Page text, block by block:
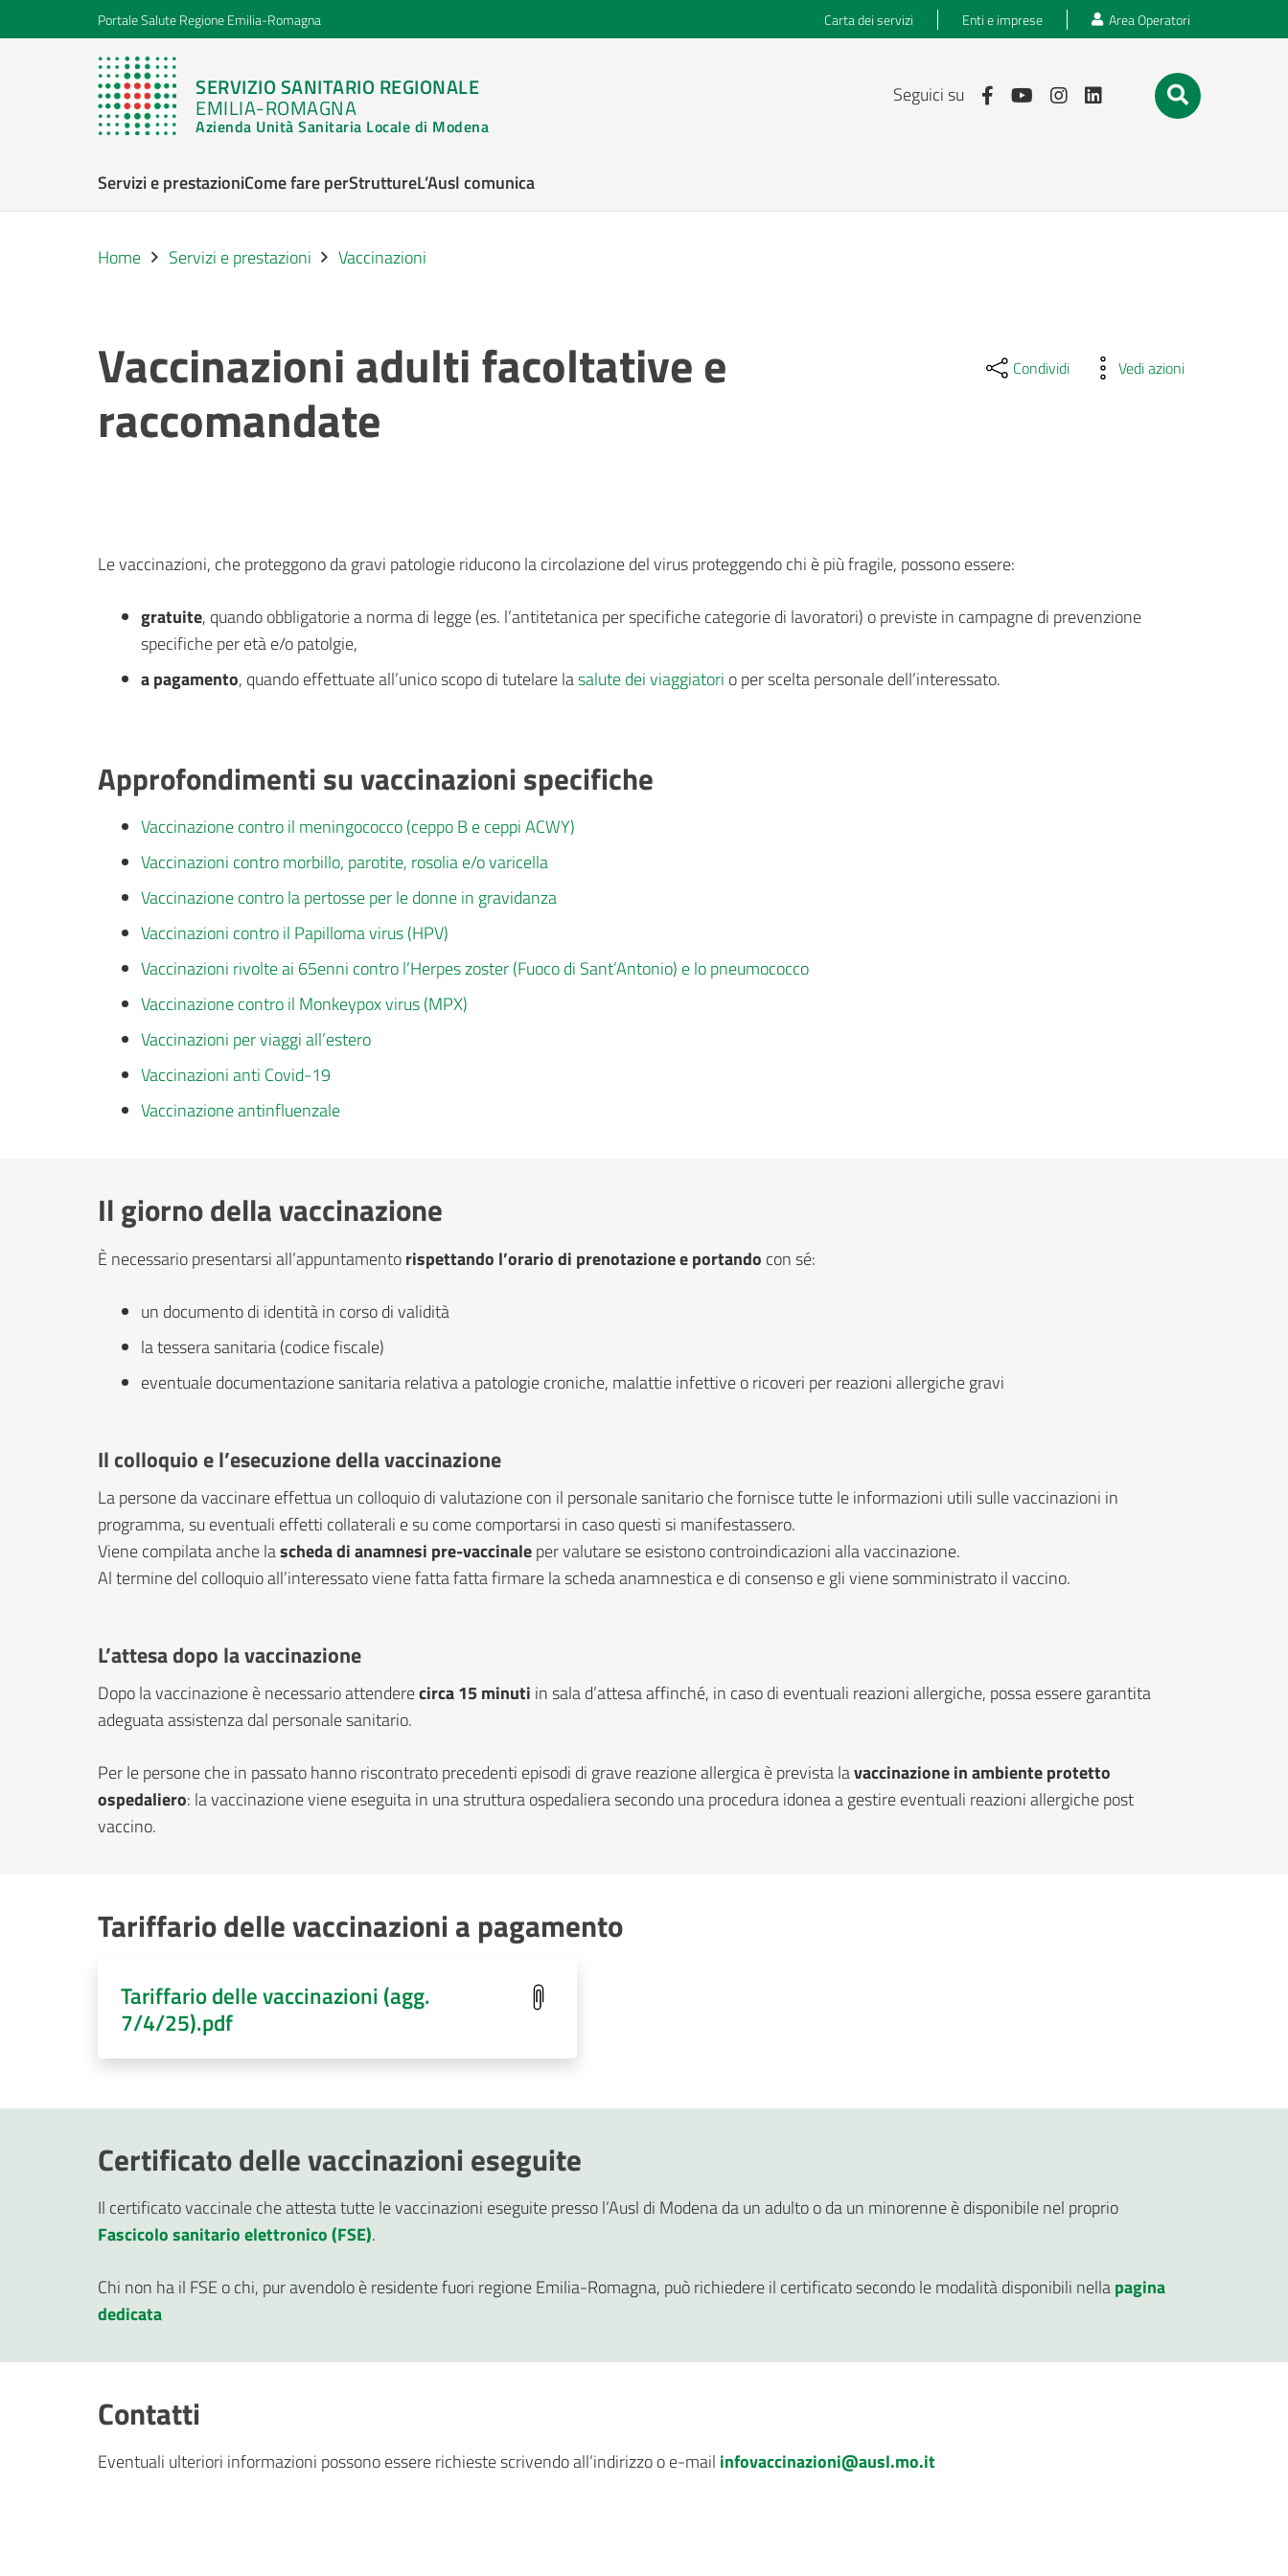
Portale Salute Regione Emilia-Romagna Carta dei servizi Enti e imprese Area Operatori
SERVIZIO SANITARIO REGIONALE
EMILIA-ROMAGNA
Azienda Unità Sanitaria Locale di Modena
Seguici su
Servizi e prestazioniCome fare perStruttureL’Ausl comunica
Home Servizi e prestazioni Vaccinazioni
Vaccinazioni adulti facoltative e
raccomandate
Condividi Vedi azioni
Le vaccinazioni, che proteggono da gravi patologie riducono la circolazione del virus proteggendo chi è più fragile, possono essere:
gratuite, quando obbligatorie a norma di legge (es. l’antitetanica per specifiche categorie di lavoratori) o previste in campagne di prevenzione
specifiche per età e/o patolgie,
a pagamento, quando effettuate all’unico scopo di tutelare lasalute dei viaggiatori o per scelta personale dell’interessato.
Approfondimenti su vaccinazioni specifiche
Vaccinazione contro il meningococco (ceppo B e ceppi ACWY)
Vaccinazioni contro morbillo, parotite, rosolia e/o varicella
Vaccinazione contro la pertosse per le donne in gravidanza
Vaccinazioni contro il Papilloma virus (HPV)
Vaccinazioni rivolte ai 65enni contro l’Herpes zoster (Fuoco di Sant’Antonio) e lo pneumococco
Vaccinazione contro il Monkeypox virus (MPX)
Vaccinazioni per viaggi all’estero
Vaccinazioni anti Covid-19
Vaccinazione antinfluenzale
Il giorno della vaccinazione
È necessario presentarsi all’appuntamentorispettando l’orario di prenotazione e portando con sé:
un documento di identità in corso di validità
la tessera sanitaria (codice fiscale)
eventuale documentazione sanitaria relativa a patologie croniche, malattie infettive o ricoveri per reazioni allergiche gravi
Il colloquio e l’esecuzione della vaccinazione
La persone da vaccinare effettua un colloquio di valutazione con il personale sanitario che fornisce tutte le informazioni utili sulle vaccinazioni in
programma, su eventuali effetti collaterali e su come comportarsi in caso questi si manifestassero.
Viene compilata anche lascheda di anamnesi pre-vaccinaleper valutare se esistono controindicazioni alla vaccinazione.
Al termine del colloquio all’interessato viene fatta fatta firmare la scheda anamnestica e di consenso e gli viene somministrato il vaccino.
L’attesa dopo la vaccinazione
Dopo la vaccinazione è necessario attenderecirca 15 minuti in sala d’attesa affinché, in caso di eventuali reazioni allergiche, possa essere garantita
adeguata assistenza dal personale sanitario.
Per le persone che in passato hanno riscontrato precedenti episodi di grave reazione allergica è prevista lavaccinazione in ambiente protetto
ospedaliero: la vaccinazione viene eseguita in una struttura ospedaliera secondo una procedura idonea a gestire eventuali reazioni allergiche post
vaccino.
Tariffario delle vaccinazioni a pagamento
Tariffario delle vaccinazioni (agg.
7/4/25).pdf
Certificato delle vaccinazioni eseguite
Il certificato vaccinale che attesta tutte le vaccinazioni eseguite presso l’Ausl di Modena da un adulto o da un minorenne è disponibile nel proprio
Fascicolo sanitario elettronico (FSE).
Chi non ha il FSE o chi, pur avendolo è residente fuori regione Emilia-Romagna, può richiedere il certificato secondo le modalità disponibili nellapagina
dedicata
Contatti
Eventuali ulteriori informazioni possono essere richieste scrivendo all’indirizzo o e-mail infovaccinazioni@ausl.mo.it